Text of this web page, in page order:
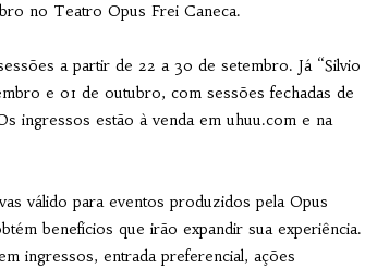
no Teatro Opus Frei Caneca.
a partir de 22 a 30 de setembro. Já “Silvio
e 01 de outubro, com sessões fechadas de
ingressos estão à venda em uhuu.com e na
válido para eventos produzidos pela Opus
benefícios que irão expandir sua experiência.
ingressos, entrada preferencial, ações